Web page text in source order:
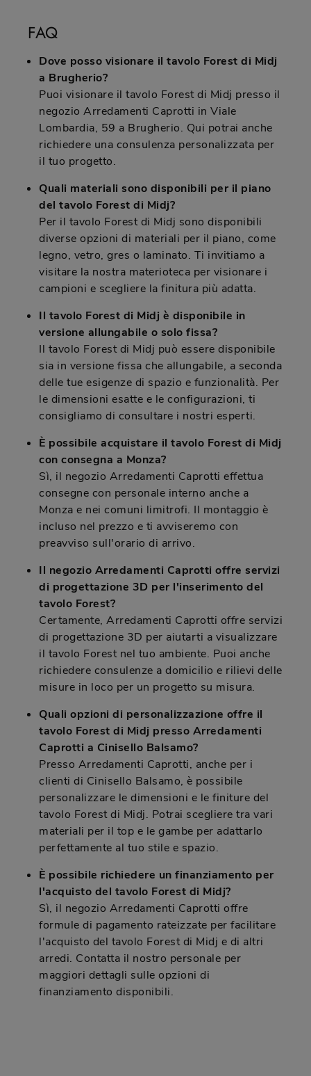
FAQ
Dove posso visionare il tavolo Forest di Midj
a Brugherio?
Puoi visionare il tavolo Forest di Midj presso il
negozio Arredamenti Caprotti in Viale
Lombardia, 59 a Brugherio. Qui potrai anche
richiedere una consulenza personalizzata per
il tuo progetto.
Quali materiali sono disponibili per il piano
del tavolo Forest di Midj?
Per il tavolo Forest di Midj sono disponibili
diverse opzioni di materiali per il piano, come
legno, vetro, gres o laminato. Ti invitiamo a
visitare la nostra materioteca per visionare i
campioni e scegliere la finitura più adatta.
Il tavolo Forest di Midj è disponibile in
versione allungabile o solo fissa?
Il tavolo Forest di Midj può essere disponibile
sia in versione fissa che allungabile, a seconda
delle tue esigenze di spazio e funzionalità. Per
le dimensioni esatte e le configurazioni, ti
consigliamo di consultare i nostri esperti.
È possibile acquistare il tavolo Forest di Midj
con consegna a Monza?
Sì, il negozio Arredamenti Caprotti effettua
consegne con personale interno anche a
Monza e nei comuni limitrofi. Il montaggio è
incluso nel prezzo e ti avviseremo con
preavviso sull'orario di arrivo.
Il negozio Arredamenti Caprotti offre servizi
di progettazione 3D per l'inserimento del
tavolo Forest?
Certamente, Arredamenti Caprotti offre servizi
di progettazione 3D per aiutarti a visualizzare
il tavolo Forest nel tuo ambiente. Puoi anche
richiedere consulenze a domicilio e rilievi delle
misure in loco per un progetto su misura.
Quali opzioni di personalizzazione offre il
tavolo Forest di Midj presso Arredamenti
Caprotti a Cinisello Balsamo?
Presso Arredamenti Caprotti, anche per i
clienti di Cinisello Balsamo, è possibile
personalizzare le dimensioni e le finiture del
tavolo Forest di Midj. Potrai scegliere tra vari
materiali per il top e le gambe per adattarlo
perfettamente al tuo stile e spazio.
È possibile richiedere un finanziamento per
l'acquisto del tavolo Forest di Midj?
Sì, il negozio Arredamenti Caprotti offre
formule di pagamento rateizzate per facilitare
l'acquisto del tavolo Forest di Midj e di altri
arredi. Contatta il nostro personale per
maggiori dettagli sulle opzioni di
finanziamento disponibili.